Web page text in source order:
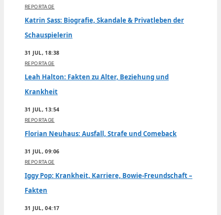
REPORTAGE
Katrin Sass: Biografie, Skandale & Privatleben der
Schauspielerin
31 JUL, 18:38
REPORTAGE
Leah Halton: Fakten zu Alter, Beziehung und
Krankheit
31 JUL, 13:54
REPORTAGE
Florian Neuhaus: Ausfall, Strafe und Comeback
31 JUL, 09:06
REPORTAGE
Iggy Pop: Krankheit, Karriere, Bowie-Freundschaft –
Fakten
31 JUL, 04:17